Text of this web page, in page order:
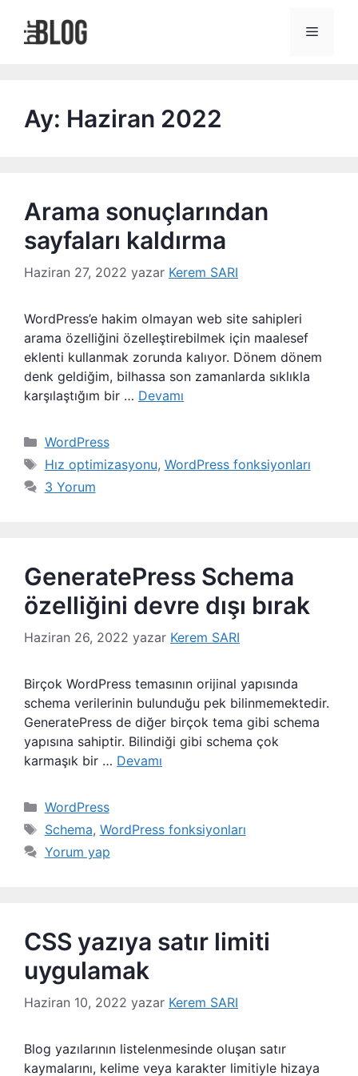
Menü
Ay: Haziran 2022
Arama sonuçlarından
sayfaları kaldırma
Haziran 27, 2022 yazar Kerem SARI
WordPress’e hakim olmayan web site sahipleri
arama özelliğini özelleştirebilmek için maalesef
eklenti kullanmak zorunda kalıyor. Dönem dönem
denk geldiğim, bilhassa son zamanlarda sıklıkla
karşılaştığım bir … Devamı
Kategoriler
WordPress
Etiketler
Hız optimizasyonu, WordPress fonksiyonları
3 Yorum
GeneratePress Schema
özelliğini devre dışı bırak
Haziran 26, 2022 yazar Kerem SARI
Birçok WordPress temasının orijinal yapısında
schema verilerinin bulunduğu pek bilinmemektedir.
GeneratePress de diğer birçok tema gibi schema
yapısına sahiptir. Bilindiği gibi schema çok
karmaşık bir … Devamı
Kategoriler
WordPress
Etiketler
Schema, WordPress fonksiyonları
Yorum yap
CSS yazıya satır limiti
uygulamak
Haziran 10, 2022 yazar Kerem SARI
Blog yazılarının listelenmesinde oluşan satır
kaymalarını, kelime veya karakter limitiyle hizaya